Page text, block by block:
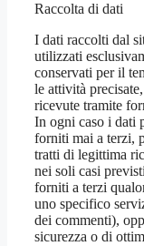
Raccolta di dati
I dati raccolti dal
utilizzati
conservati per il
le attività
ricevute tramite
In ogni caso i dati
forniti mai a terzi,
tratti di legittima
nei soli casi
forniti a terzi
uno specifico
dei commenti),
sicurezza o di